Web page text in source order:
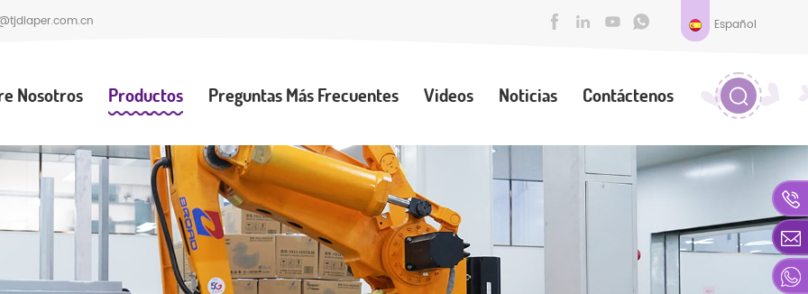
Español
Nosotros Productos Preguntas Más Frecuentes Videos Noticias Contáctenos